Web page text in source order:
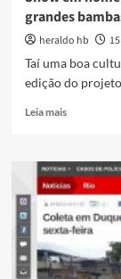
Duque
de
Caxias
grandes
heraldo hb
Taí uma boa
edição do
Leia maisRead
Show
em
ao
compositor
Martins